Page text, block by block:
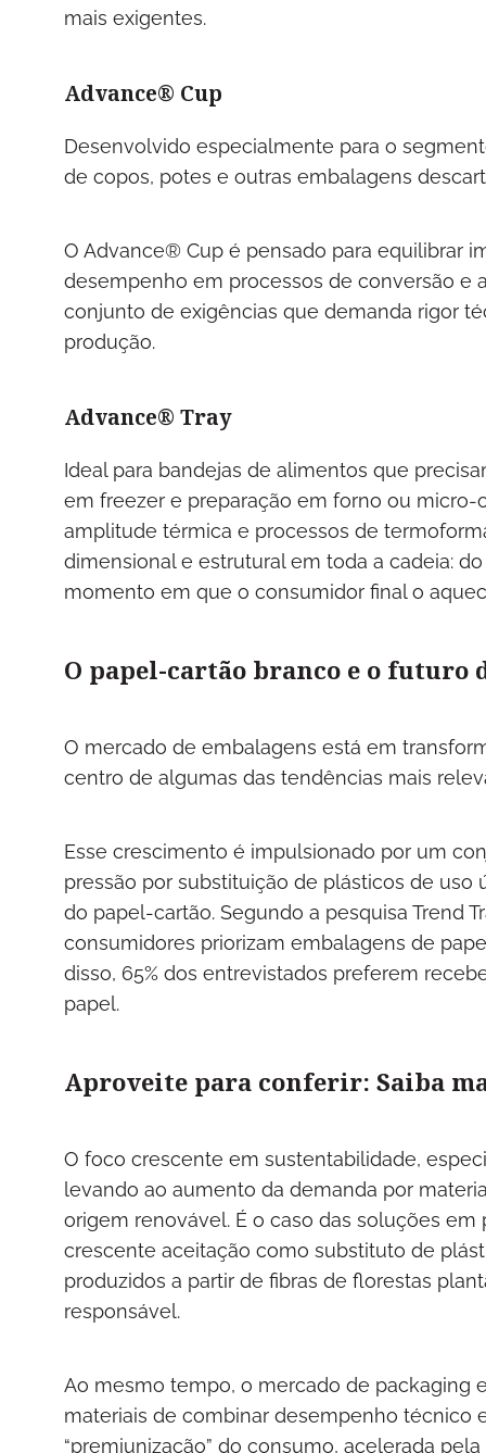
mais exigentes.
Advance® Cup
Desenvolvido especialmente para o
de copos, potes e outras embalagens
O Advance® Cup é pensado para equilibrar
desempenho em processos de conversão e
conjunto de exigências que demanda rigor
produção.
Advance® Tray
Ideal para bandejas de alimentos que
em freezer e preparação em forno ou micro-
amplitude térmica e processos de
dimensional e estrutural em toda a cadeia:
momento em que o consumidor final o
O papel-cartão branco e o futuro
O mercado de embalagens está em
centro de algumas das tendências mais
Esse crescimento é impulsionado por um
pressão por substituição de plásticos de
do papel-cartão. Segundo a pesquisa Trend
consumidores priorizam embalagens de
disso, 65% dos entrevistados preferem
papel.
Aproveite para conferir: Saiba
O foco crescente em sustentabilidade,
levando ao aumento da demanda por
origem renovável. É o caso das soluções
crescente aceitação como substituto de
produzidos a partir de fibras de florestas
responsável.
Ao mesmo tempo, o mercado de packaging
materiais de combinar desempenho técnico
“premiunização” do consumo, acelerada